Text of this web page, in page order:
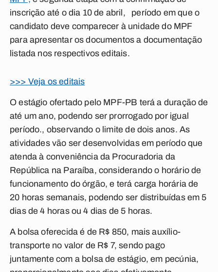
inscrição até o dia 10 de abril, período em que o
candidato deve comparecer à unidade do MPF
para apresentar os documentos a documentação
listada nos respectivos editais.
>>> Veja os editais
O estágio ofertado pelo MPF-PB terá a duração de
até um ano, podendo ser prorrogado por igual
período., observando o limite de dois anos. As
atividades vão ser desenvolvidas em período que
atenda à conveniência da Procuradoria da
República na Paraíba, considerando o horário de
funcionamento do órgão, e terá carga horária de
20 horas semanais, podendo ser distribuídas em 5
dias de 4 horas ou 4 dias de 5 horas.
A bolsa oferecida é de R$ 850, mais auxílio-
transporte no valor de R$ 7, sendo pago
juntamente com a bolsa de estágio, em pecúnia,